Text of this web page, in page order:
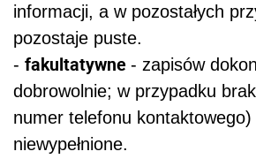
informacji, a w pozostałych
pozostaje puste.
- fakultatywne - zapisów
dobrowolnie; w przypadku
numer telefonu
niewypełnione.